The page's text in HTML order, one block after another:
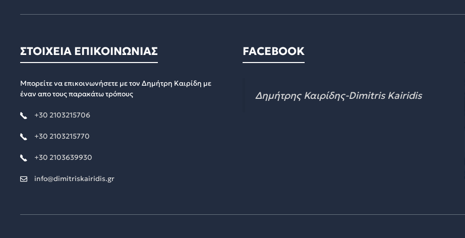
ΣΤΟΙΧΕΙΑ ΕΠΙΚΟΙΝΩΝΙΑΣ
Μπορείτε να επικοινωνήσετε με τον Δημήτρη Καιρίδη με
έναν απο τους παρακάτω τρόπους
+30 2103215706
+30 2103215770
+30 2103639930
info@dimitriskairidis.gr
FACEBOOK
Δημήτρης Καιρίδης-Dimitris Kairidis